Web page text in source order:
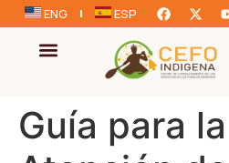
ENG ESP
Guía para la